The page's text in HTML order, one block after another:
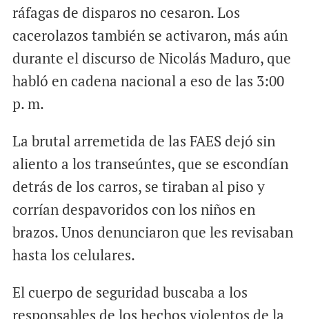
ráfagas de disparos no cesaron. Los
cacerolazos también se activaron, más aún
durante el discurso de Nicolás Maduro, que
habló en cadena nacional a eso de las 3:00
p. m.
La brutal arremetida de las FAES dejó sin
aliento a los transeúntes, que se escondían
detrás de los carros, se tiraban al piso y
corrían despavoridos con los niños en
brazos. Unos denunciaron que les revisaban
hasta los celulares.
El cuerpo de seguridad buscaba a los
responsables de los hechos violentos de la